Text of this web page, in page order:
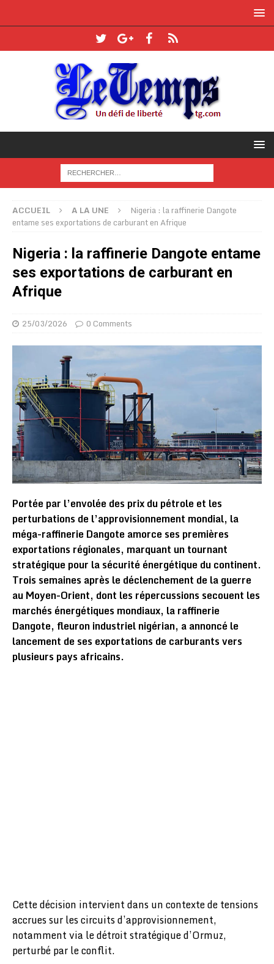
ACCUEIL A LA UNE
Nigeria : la raffinerie Dangote
entame ses exportations de carburant en Afrique
Nigeria : la raffinerie Dangote entame
ses exportations de carburant en
Afrique
25/03/2026 0 Comments
Portée par l’envolée des prix du pétrole et les
perturbations de l’approvisionnement mondial, la
méga-raffinerie Dangote amorce ses premières
exportations régionales, marquant un tournant
stratégique pour la sécurité énergétique du continent.
Trois semaines après le déclenchement de la guerre
au Moyen-Orient, dont les répercussions secouent les
marchés énergétiques mondiaux, la raffinerie
Dangote, fleuron industriel nigérian, a annoncé le
lancement de ses exportations de carburants vers
plusieurs pays africains.
Cette décision intervient dans un contexte de tensions
accrues sur les circuits d’approvisionnement,
notamment via le détroit stratégique d’Ormuz,
perturbé par le conflit.